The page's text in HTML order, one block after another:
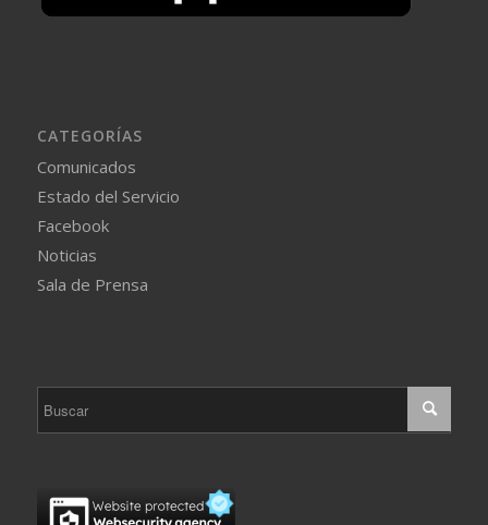
CATEGORÍAS
Comunicados
Estado del Servicio
Facebook
Noticias
Sala de Prensa